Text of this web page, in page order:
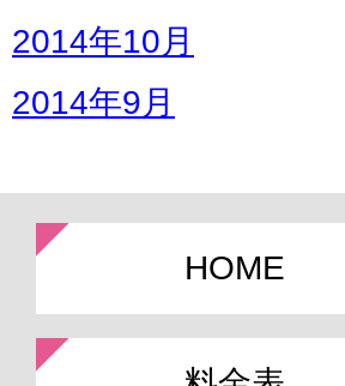
2014年10月
2014年9月
HOME